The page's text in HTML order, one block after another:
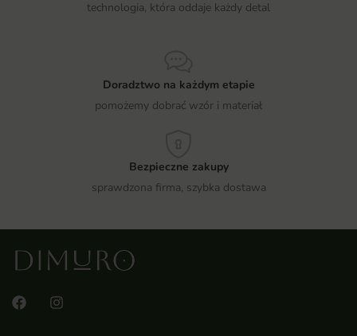
technologia, która oddaje każdy detal
Doradztwo na każdym etapie
pomożemy dobrać wzór i materiał
Bezpieczne zakupy
sprawdzona firma, szybka dostawa